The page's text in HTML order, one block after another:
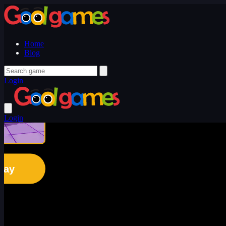
Home
Blog
Login
Login